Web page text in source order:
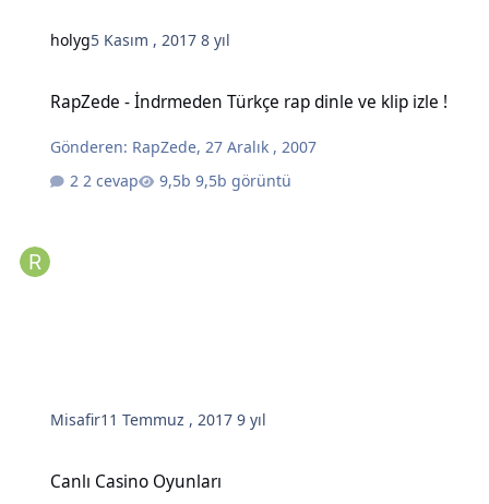
holyg5 Kasım , 20178 yıl
RapZede - İndrmeden Türkçe rap dinle ve klip izle !
Gönderen: RapZede, 27 Aralık , 2007
2 cevap
9,5b görüntü
Misafir11 Temmuz , 20179 yıl
Canlı Casino Oyunları